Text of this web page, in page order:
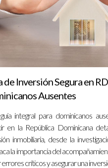
cada paso del camino hacia tu
de Inversión Segura en
Ausentes
integral para dominicanos
en la República Dominicana
inmobiliaria, desde la
la importancia del
críticos y asegurar una